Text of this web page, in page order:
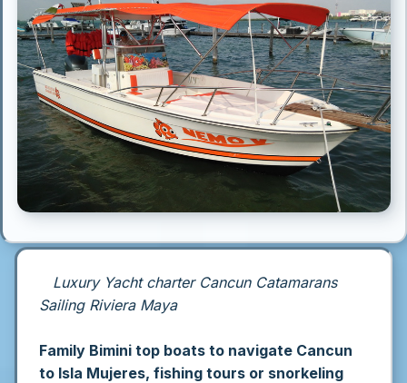
Luxury Yacht charter Cancun Catamarans
Sailing Riviera Maya
Family Bimini top boats to navigate Cancun
to Isla Mujeres, fishing tours or snorkeling